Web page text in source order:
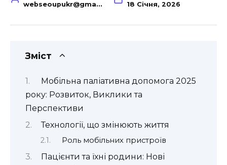
webseoupukr@gmail.com 18 Січня, 2026
Зміст
Мобільна паліативна допомога 2025
року: Розвиток, Виклики та
Перспективи
Технології, що змінюють життя
Роль мобільних пристроїв
Пацієнти та їхні родини: Нові